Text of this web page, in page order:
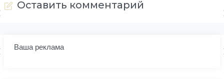
Оставить комментарий
Ваша реклама